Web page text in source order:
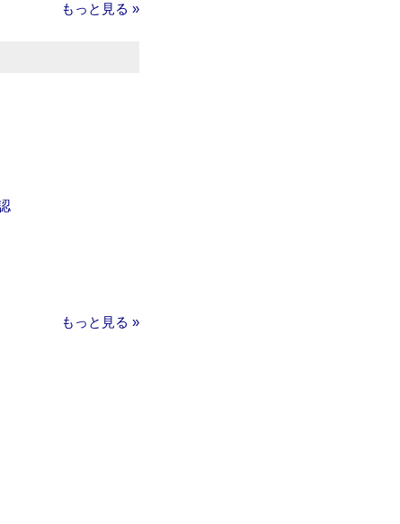
もっと見る »
もっと見る »